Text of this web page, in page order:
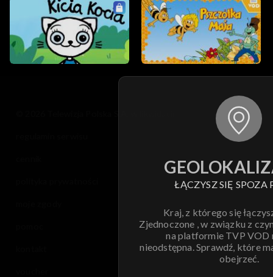
ŁĄCZYSZ SIĘ SPOZA
Kraj, z którego się
Zjednoczone , w związku z
na platformie TVP VOD
nieodstępna. Sprawdź, które
obejrzeć.